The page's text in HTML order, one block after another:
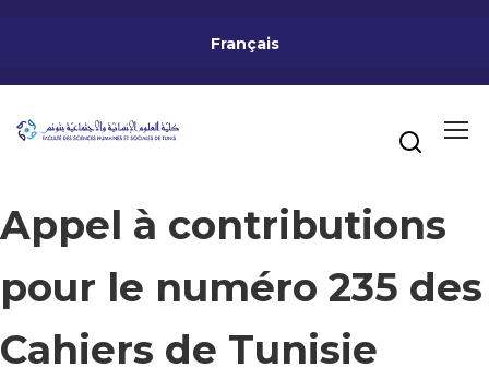
Français
Appel à contributions
pour le numéro 235 des
Cahiers de Tunisie